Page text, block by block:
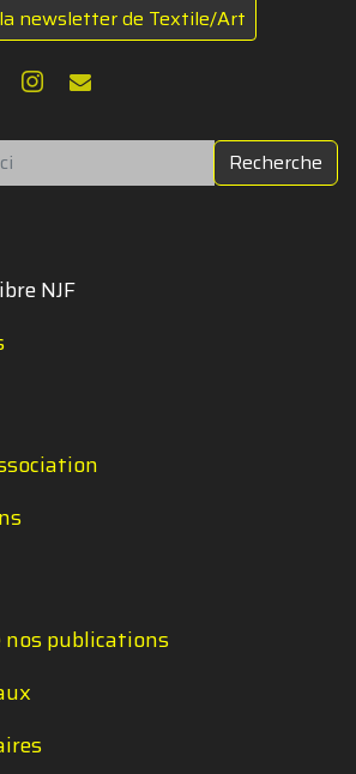
newsletter de Textile/Art
Recherche
NJF
publications